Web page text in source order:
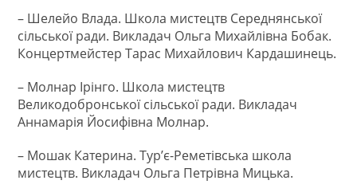
– Шелейо Влада. Школа мистецтв Середнянської
сільської ради. Викладач Ольга Михайлівна Бобак.
Концертмейстер Тарас Михайлович Кардашинець.
– Молнар Ірінго. Школа мистецтв
Великодобронської сільської ради. Викладач
Аннамарія Йосифівна Молнар.
– Мошак Катерина. Тур’є-Реметівська школа
мистецтв. Викладач Ольга Петрівна Мицька.